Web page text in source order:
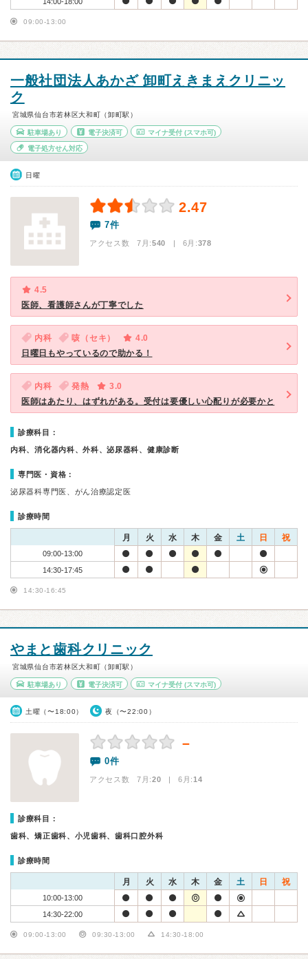
09:00-13:00
一般社団法人あかざ 卸町えきまえクリニッ
ク
宮城県仙台市若林区大和町（卸町駅）
駐車場あり 電子決済可 マイナ受付 (スマホ可)
電子処方せん対応
日曜
2.47
7件
アクセス数 7月:540 | 6月:378
4.5
医師、看護師さんが丁寧でした
内科 咳（セキ）
4.0
日曜日もやっているので助かる！
内科 発熱
3.0
医師はあたり、はずれがある。受付は要優しい心配りが必要かと
診療科目：
内科、消化器内科、外科、泌尿器科、健康診断
専門医・資格：
泌尿器科専門医、がん治療認定医
診療時間
月 火 水 木 金 土 日 祝
09:00-13:00
14:30-17:45
14:30-16:45
やまと歯科クリニック
宮城県仙台市若林区大和町（卸町駅）
駐車場あり 電子決済可 マイナ受付 (スマホ可)
土曜（〜18:00） 夜（〜22:00）
－
0件
アクセス数 7月:20 | 6月:14
診療科目：
歯科、矯正歯科、小児歯科、歯科口腔外科
診療時間
月 火 水 木 金 土 日 祝
10:00-13:00
14:30-22:00
09:00-13:00 09:30-13:00 14:30-18:00